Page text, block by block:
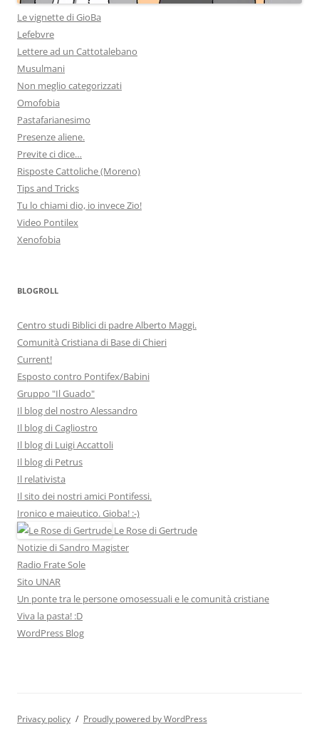
Le vignette di GioBa
Lefebvre
Lettere ad un Cattotalebano
Musulmani
Non meglio categorizzati
Omofobia
Pastafarianesimo
Presenze aliene.
Previte ci dice…
Risposte Cattoliche (Moreno)
Tips and Tricks
Tu lo chiami dio, io invece Zio!
Video Pontilex
Xenofobia
BLOGROLL
Centro studi Biblici di padre Alberto Maggi.
Comunità Cristiana di Base di Chieri
Current!
Esposto contro Pontifex/Babini
Gruppo "Il Guado"
Il blog del nostro Alessandro
Il blog di Cagliostro
Il blog di Luigi Accattoli
Il blog di Petrus
Il relativista
Il sito dei nostri amici Pontifessi.
Ironico e maieutico. Gioba! :-)
Le Rose di Gertrude
Notizie di Sandro Magister
Radio Frate Sole
Sito UNAR
Un ponte tra le persone omosessuali e le comunità cristiane
Viva la pasta! :D
WordPress Blog
Privacy policy Proudly powered by WordPress